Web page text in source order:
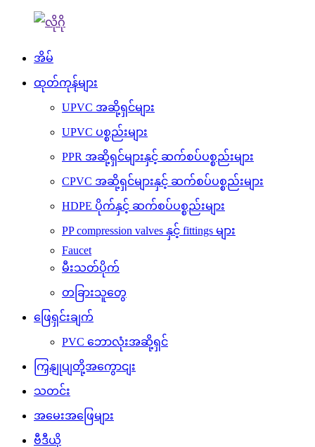
အိမ်
ထုတ်ကုန်များ
UPVC အဆို့ရှင်များ
UPVC ပစ္စည်းများ
PPR အဆို့ရှင်များနှင့် ဆက်စပ်ပစ္စည်းများ
CPVC အဆို့ရှင်များနှင့် ဆက်စပ်ပစ္စည်းများ
HDPE ပိုက်နှင့် ဆက်စပ်ပစ္စည်းများ
PP compression valves နှင့် fittings များ
Faucet
မီးသတ်ပိုက်
တခြားသူတွေ
ဖြေရှင်းချက်
PVC ဘောလုံးအဆို့ရှင်
ကြှနျုပျတို့အကွောငျး
သတင်း
အမေးအဖြေများ
ဗီဒီယို